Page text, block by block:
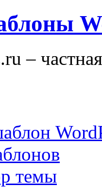
–
темы